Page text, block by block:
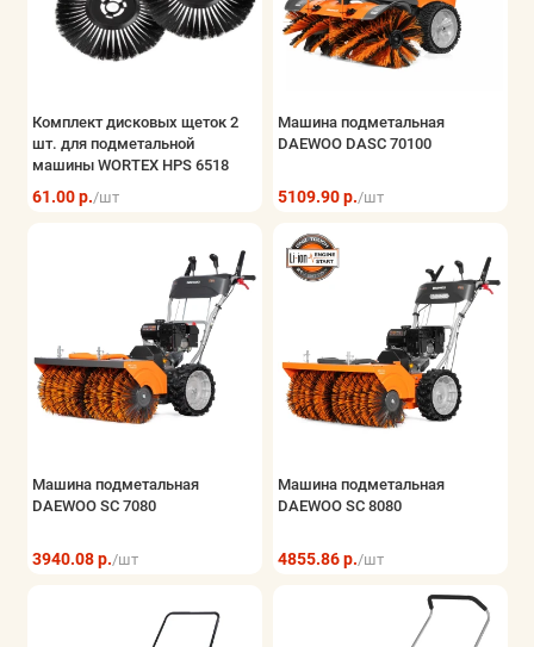
Садовый инструмент
Комплект дисковых щеток 2
шт. для подметальной
машины WORTEX HPS 6518
61.00 р./шт
Машина подметальная
DAEWOO DASC 70100
5109.90 р./шт
Машина подметальная
DAEWOO SC 7080
3940.08 р./шт
Машина подметальная
DAEWOO SC 8080
4855.86 р./шт